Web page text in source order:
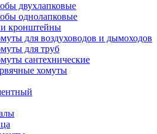
двухлапковые
однолапковые
кронштейны
для воздуховодов и дымоходов
для труб
сантехнические
хомуты